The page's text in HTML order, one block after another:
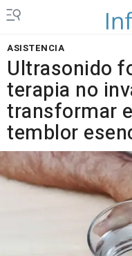
ASISTENCIA
Ultrasonido
terapia no
transformar
temblor